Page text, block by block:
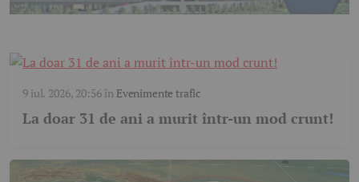
9 iul. 2026, 20:56în Evenimente trafic
La doar 31 de ani a murit într-un mod crunt!